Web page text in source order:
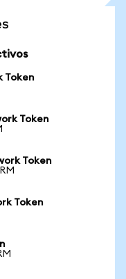
Token
Token
Token
Token